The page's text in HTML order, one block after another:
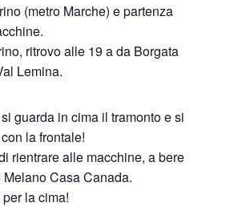
(metro Marche) e partenza
ritrovo alle 19 a da Borgata
Lemina.
guarda in cima il tramonto e si
la frontale!
rientrare alle macchine, a bere
Casa Canada.
la cima!